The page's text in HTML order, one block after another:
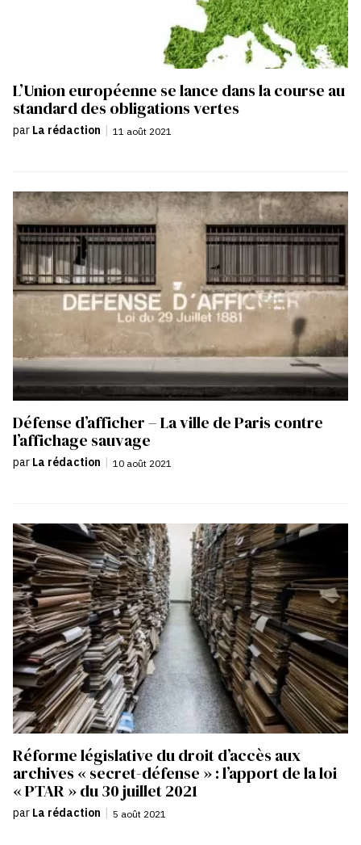
L’Union européenne se lance dans la course au
standard des obligations vertes
par La rédaction | 11 août 2021
Défense d’afficher – La ville de Paris contre
l’affichage sauvage
par La rédaction | 10 août 2021
Réforme législative du droit d’accès aux
archives « secret-défense » : l’apport de la loi
« PTAR » du 30 juillet 2021
par La rédaction | 5 août 2021